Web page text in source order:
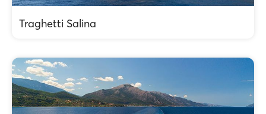
Traghetti Salina